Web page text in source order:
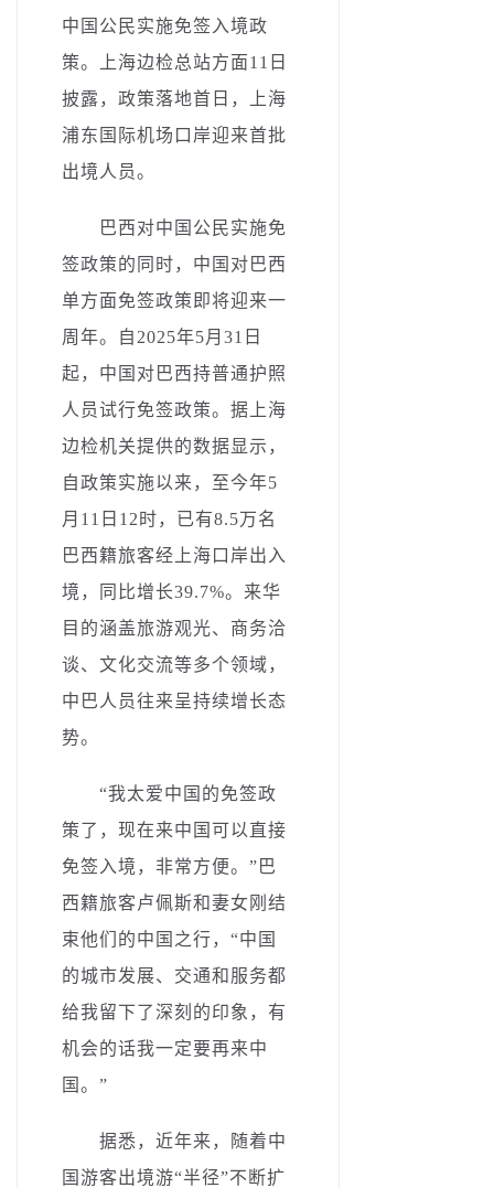
中国公民实施免签入境政
策。上海边检总站方面11日
披露，政策落地首日，上海
浦东国际机场口岸迎来首批
出境人员。
巴西对中国公民实施免
签政策的同时，中国对巴西
单方面免签政策即将迎来一
周年。自2025年5月31日
起，中国对巴西持普通护照
人员试行免签政策。据上海
边检机关提供的数据显示，
自政策实施以来，至今年5
月11日12时，已有8.5万名
巴西籍旅客经上海口岸出入
境，同比增长39.7%。来华
目的涵盖旅游观光、商务洽
谈、文化交流等多个领域，
中巴人员往来呈持续增长态
势。
“我太爱中国的免签政
策了，现在来中国可以直接
免签入境，非常方便。”巴
西籍旅客卢佩斯和妻女刚结
束他们的中国之行，“中国
的城市发展、交通和服务都
给我留下了深刻的印象，有
机会的话我一定要再来中
国。”
据悉，近年来，随着中
国游客出境游“半径”不断扩